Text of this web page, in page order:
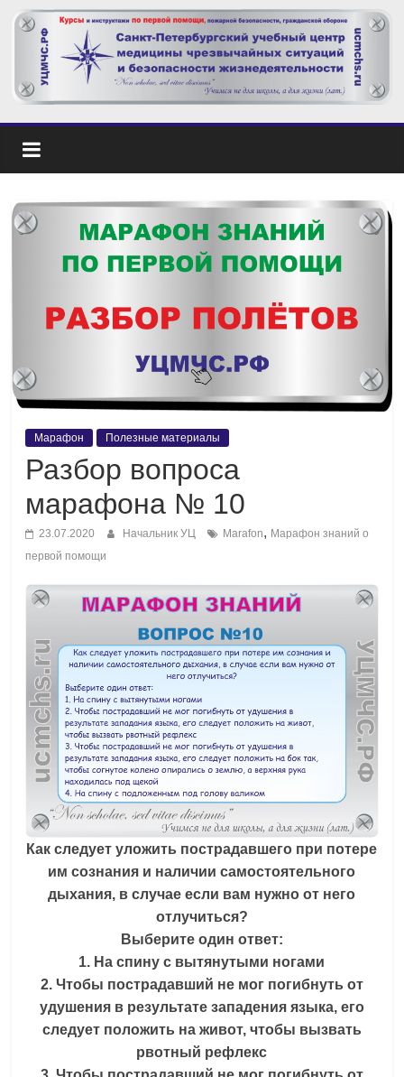
Марафон Полезные материалы
Разбор вопроса
марафона № 10
23.07.2020 Начальник УЦ Marafon, Марафон знаний о
первой помощи
Как следует уложить пострадавшего при потере
им сознания и наличии самостоятельного
дыхания, в случае если вам нужно от него
отлучиться?
Выберите один ответ:
1. На спину с вытянутыми ногами
2. Чтобы пострадавший не мог погибнуть от
удушения в результате западения языка, его
следует положить на живот, чтобы вызвать
рвотный рефлекс